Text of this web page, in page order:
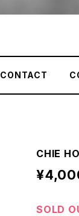
CONTACT
CHIE
SOLD